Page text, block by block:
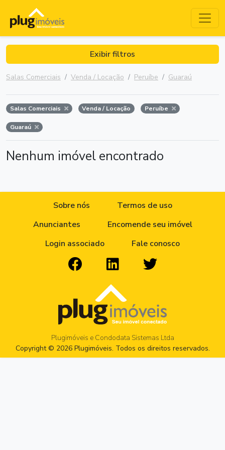
Exibir filtros
Salas Comerciais Venda / Locação Peruíbe Guaraú
Salas Comerciais Venda / Locação Peruíbe
Guaraú
Nenhum imóvel encontrado
Sobre nós
Termos de uso
Anunciantes
Encomende seu imóvel
Login associado
Fale conosco
Plugimóveis e Condodata Sistemas Ltda
Copyright © 2026 Plugimóveis. Todos os direitos reservados.